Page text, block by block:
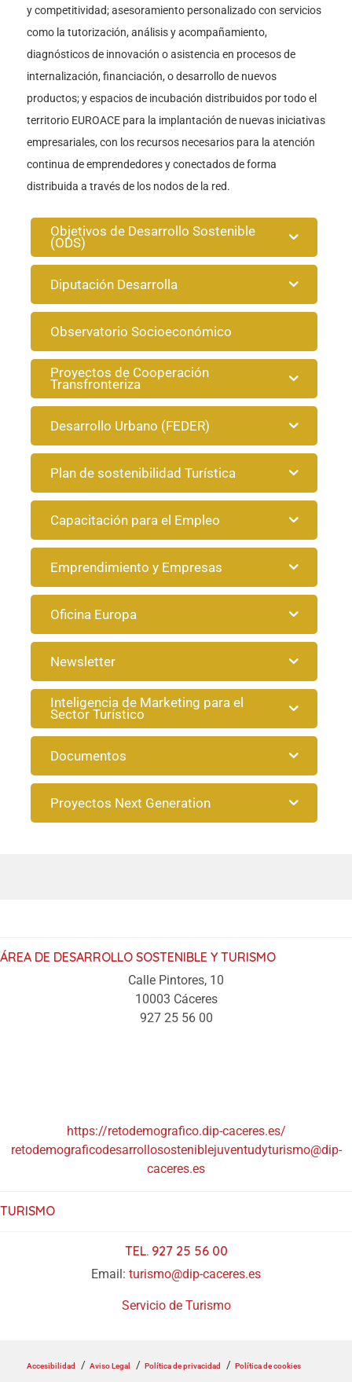
y competitividad; asesoramiento personalizado con servicios
como la tutorización, análisis y acompañamiento,
diagnósticos de innovación o asistencia en procesos de
internalización, financiación, o desarrollo de nuevos
productos; y espacios de incubación distribuidos por todo el
territorio EUROACE para la implantación de nuevas iniciativas
empresariales, con los recursos necesarios para la atención
continua de emprendedores y conectados de forma
distribuida a través de los nodos de la red.
Objetivos de Desarrollo Sostenible
(ODS)
Diputación Desarrolla
Observatorio Socioeconómico
Proyectos de Cooperación
Transfronteriza
Desarrollo Urbano (FEDER)
Plan de sostenibilidad Turística
Capacitación para el Empleo
Emprendimiento y Empresas
Oficina Europa
Newsletter
Inteligencia de Marketing para el
Sector Turístico
Documentos
Proyectos Next Generation
ÁREA DE DESARROLLO SOSTENIBLE Y TURISMO
Calle Pintores, 10
10003 Cáceres
927 25 56 00
https://retodemografico.dip-caceres.es/
retodemograficodesarrollososteniblejuventudyturismo@dip-
caceres.es
TURISMO
TEL. 927 25 56 00
Email: turismo@dip-caceres.es
Servicio de Turismo
Accesibilidad Aviso Legal Política de privacidad
Política de cookies